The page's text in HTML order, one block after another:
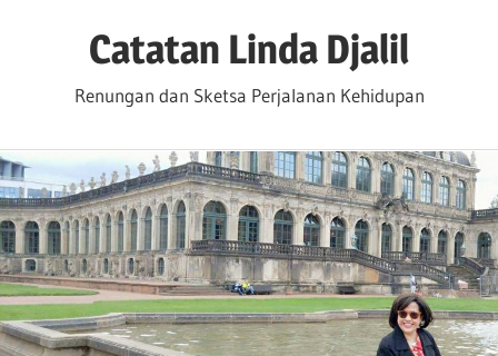
Catatan Linda Djalil
Renungan dan Sketsa Perjalanan Kehidupan